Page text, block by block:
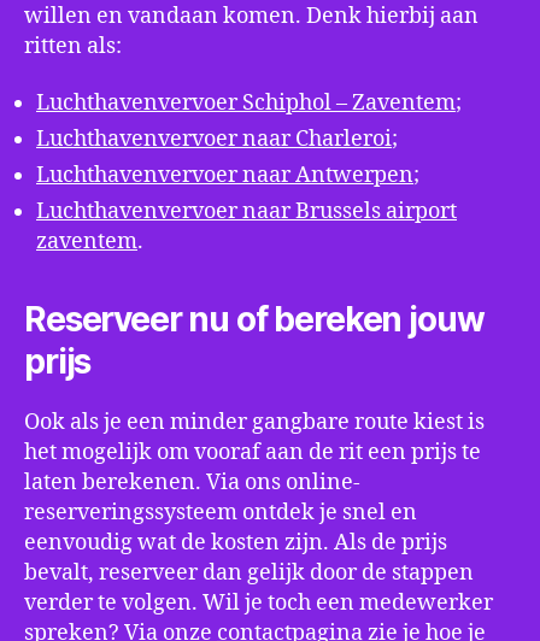
willen en vandaan komen. Denk hierbij aan
ritten als:
Luchthavenvervoer Schiphol – Zaventem;
Luchthavenvervoer naar Charleroi;
Luchthavenvervoer naar Antwerpen;
Luchthavenvervoer naar Brussels airport
zaventem.
Reserveer nu of bereken jouw
prijs
Ook als je een minder gangbare route kiest is
het mogelijk om vooraf aan de rit een prijs te
laten berekenen. Via ons online-
reserveringssysteem ontdek je snel en
eenvoudig wat de kosten zijn. Als de prijs
bevalt, reserveer dan gelijk door de stappen
verder te volgen. Wil je toch een medewerker
spreken? Via onze contactpaginazie je hoe je